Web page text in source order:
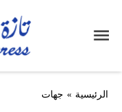
الرئيسية » جهات